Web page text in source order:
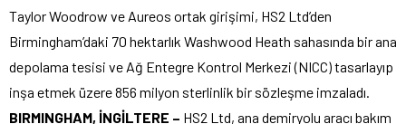
Taylor Woodrow ve Aureos ortak girişimi, HS2 Ltd’den
Birmingham’daki 70 hektarlık Washwood Heath sahasında bir ana
depolama tesisi ve Ağ Entegre Kontrol Merkezi (NICC) tasarlayıp
inşa etmek üzere 856 milyon sterlinlik bir sözleşme imzaladı.
BIRMINGHAM, İNGİLTERE – HS2 Ltd, ana demiryolu aracı bakım